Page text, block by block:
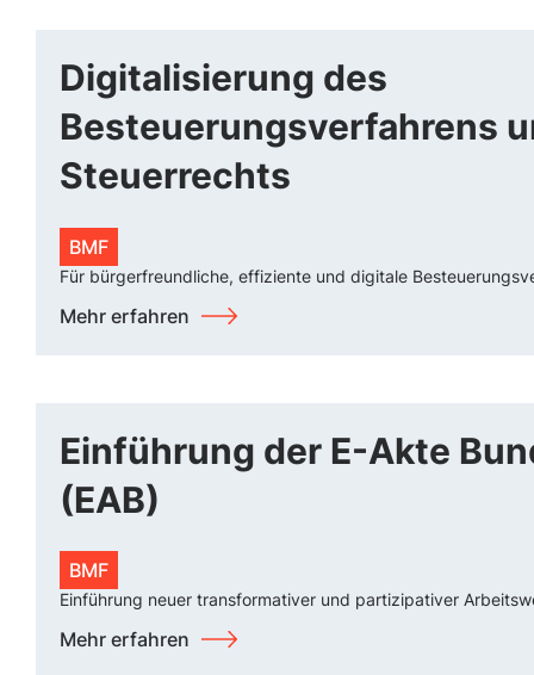
Digitalisierung des
Besteuerungsverfahrens
Steuerrechts
BMF
Für bürgerfreundliche, effiziente und digitale
Mehr erfahren
Einführung der E-Akte
(EAB)
BMF
Einführung neuer transformativer und partizipativer
Mehr erfahren